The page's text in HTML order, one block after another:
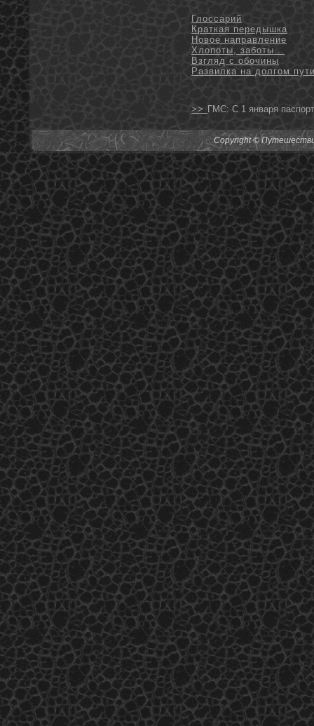
Глоссарий
Краткая передышка
Новое направление
Хлопоты, заботы...
Взгляд с обочины
Развилка на долгом
>> ГМС: С 1 января
Copyright ©